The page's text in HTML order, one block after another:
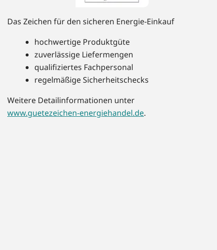
Das Zeichen für den sicheren Energie-Einkauf
hochwertige Produktgüte
zuverlässige Liefermengen
qualifiziertes Fachpersonal
regelmäßige Sicherheitschecks
Weitere Detailinformationen unter
www.guetezeichen-energiehandel.de.